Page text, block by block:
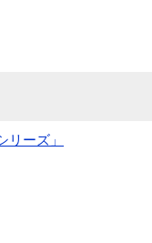
ーズ」